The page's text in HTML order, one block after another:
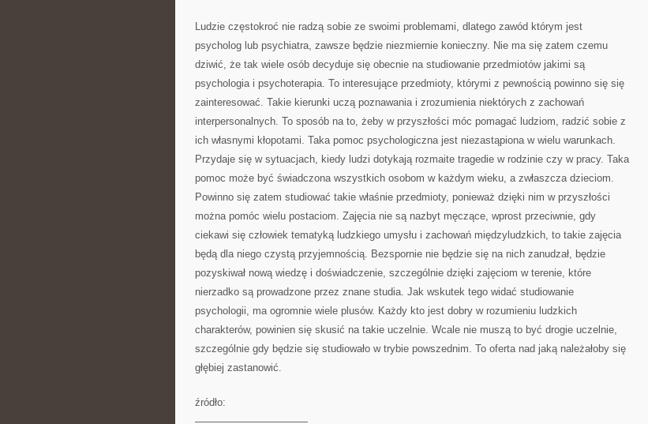
Ludzie częstokroć nie radzą sobie ze swoimi problemami, dlatego zawód którym jest
psycholog lub psychiatra, zawsze będzie niezmiernie konieczny. Nie ma się zatem czemu
dziwić, że tak wiele osób decyduje się obecnie na studiowanie przedmiotów jakimi są
psychologia i psychoterapia. To interesujące przedmioty, którymi z pewnością powinno się się
zainteresować. Takie kierunki uczą poznawania i zrozumienia niektórych z zachowań
interpersonalnych. To sposób na to, żeby w przyszłości móc pomagać ludziom, radzić sobie z
ich własnymi kłopotami. Taka pomoc psychologiczna jest niezastąpiona w wielu warunkach.
Przydaje się w sytuacjach, kiedy ludzi dotykają rozmaite tragedie w rodzinie czy w pracy. Taka
pomoc może być świadczona wszystkich osobom w każdym wieku, a zwłaszcza dzieciom.
Powinno się zatem studiować takie właśnie przedmioty, ponieważ dzięki nim w przyszłości
można pomóc wielu postaciom. Zajęcia nie są nazbyt męczące, wprost przeciwnie, gdy
ciekawi się człowiek tematyką ludzkiego umysłu i zachowań międzyludzkich, to takie zajęcia
będą dla niego czystą przyjemnością. Bezspornie nie będzie się na nich zanudzał, będzie
pozyskiwał nową wiedzę i doświadczenie, szczególnie dzięki zajęciom w terenie, które
nierzadko są prowadzone przez znane studia. Jak wskutek tego widać studiowanie
psychologii, ma ogromnie wiele plusów. Każdy kto jest dobry w rozumieniu ludzkich
charakterów, powinien się skusić na takie uczelnie. Wcale nie muszą to być drogie uczelnie,
szczególnie gdy będzie się studiowało w trybie powszednim. To oferta nad jaką należałoby się
głębiej zastanowić.
źródło:
———————————